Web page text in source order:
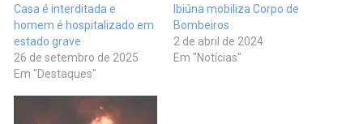
Casa é interditada e
homem é hospitalizado em
estado grave
26 de setembro de 2025
Em "Destaques"
Ibiúna mobiliza Corpo de
Bombeiros
2 de abril de 2024
Em "Notícias"